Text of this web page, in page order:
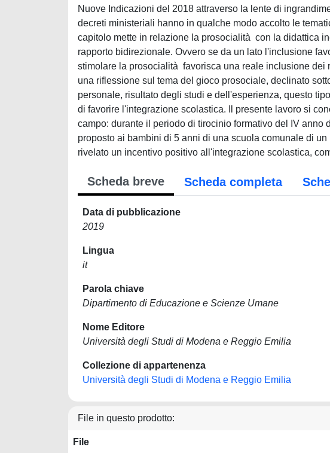
Nuove Indicazioni del 2018 attraverso la lente di
decreti ministeriali hanno in qualche modo accolto le
capitolo mette in relazione la prosocialità con la didattica
rapporto bidirezionale. Ovvero se da un lato l'inclusione
stimolare la prosocialità favorisca una reale inclusione
una riflessione sul tema del gioco prosociale, declinato
personale, risultato degli studi e dell'esperienza, questo
di favorire l'integrazione scolastica. Il presente lavoro si
campo: durante il periodo di tirocinio formativo del IV
proposto ai bambini di 5 anni di una scuola comunale di
rivelato un incentivo positivo all'integrazione scolastica,
Scheda breve Scheda completa
Data di pubblicazione
2019
Lingua
it
Parola chiave
Dipartimento di Educazione e Scienze Umane
Nome Editore
Università degli Studi di Modena e Reggio Emilia
Collezione di appartenenza
Università degli Studi di Modena e Reggio Emilia
File in questo prodotto:
File